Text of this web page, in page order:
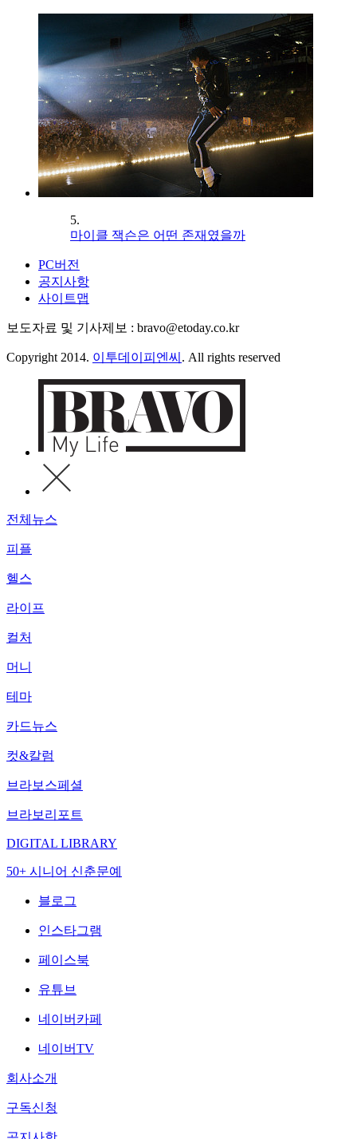
5.
마이클 잭슨은 어떤 존재였을까
PC버전
공지사항
사이트맵
보도자료 및 기사제보 : bravo@etoday.co.kr
Copyright 2014. 이투데이피엔씨 . All rights reserved
전체뉴스
피플
헬스
라이프
컬처
머니
테마
카드뉴스
컷&칼럼
브라보스페셜
브라보리포트
DIGITAL LIBRARY
50+ 시니어 신춘문예
블로그
인스타그램
페이스북
유튜브
네이버카페
네이버TV
회사소개
구독신청